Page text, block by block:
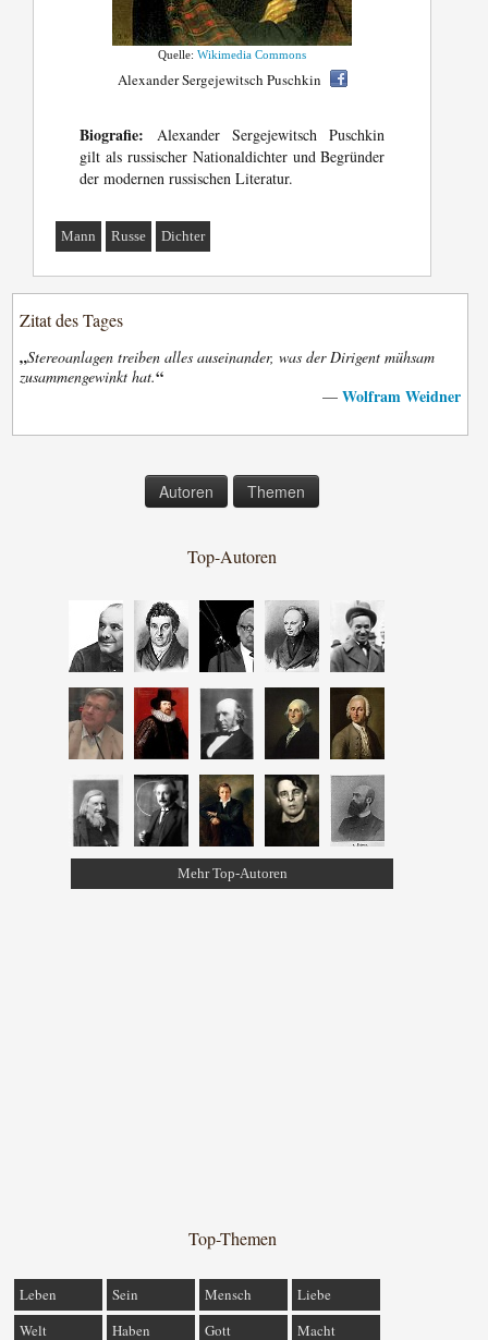
Quelle:Wikimedia Commons
Alexander Sergejewitsch Puschkin
Biografie: Alexander Sergejewitsch Puschkin
gilt als russischer Nationaldichter und Begründer
der modernen russischen Literatur.
Mann Russe Dichter
Zitat des Tages
„Stereoanlagen treiben alles auseinander, was der Dirigent mühsam
zusammengewinkt hat.“
— Wolfram Weidner
Autoren Themen
Top-Autoren
Mehr Top-Autoren
Top-Themen
Leben Sein Mensch
Liebe
Welt
Haben Gott Macht